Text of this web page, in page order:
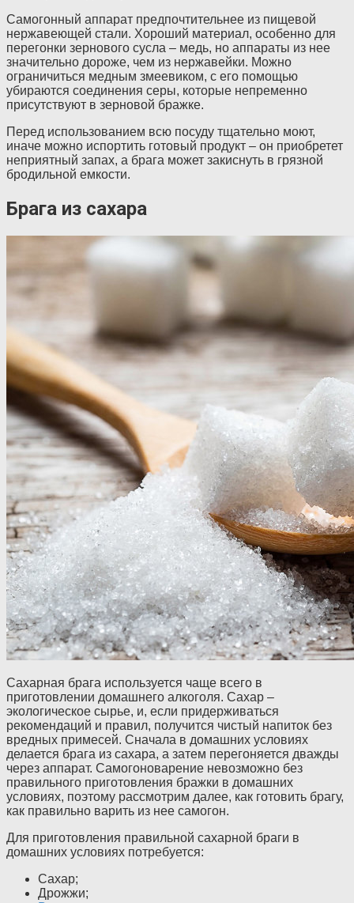
Самогонный аппарат предпочтительнее из пищевой
нержавеющей стали. Хороший материал, особенно для
перегонки зернового сусла – медь, но аппараты из нее
значительно дороже, чем из нержавейки. Можно
ограничиться медным змеевиком, с его помощью
убираются соединения серы, которые непременно
присутствуют в зерновой бражке.
Перед использованием всю посуду тщательно моют,
иначе можно испортить готовый продукт – он приобретет
неприятный запах, а брага может закиснуть в грязной
бродильной емкости.
Брага из сахара
Сахарная брага используется чаще всего в
приготовлении домашнего алкоголя. Сахар –
экологическое сырье, и, если придерживаться
рекомендаций и правил, получится чистый напиток без
вредных примесей. Сначала в домашних условиях
делается брага из сахара, а затем перегоняется дважды
через аппарат. Самогоноварение невозможно без
правильного приготовления бражки в домашних
условиях, поэтому рассмотрим далее, как готовить брагу,
как правильно варить из нее самогон.
Для приготовления правильной сахарной браги в
домашних условиях потребуется:
Сахар;
Дрожжи;